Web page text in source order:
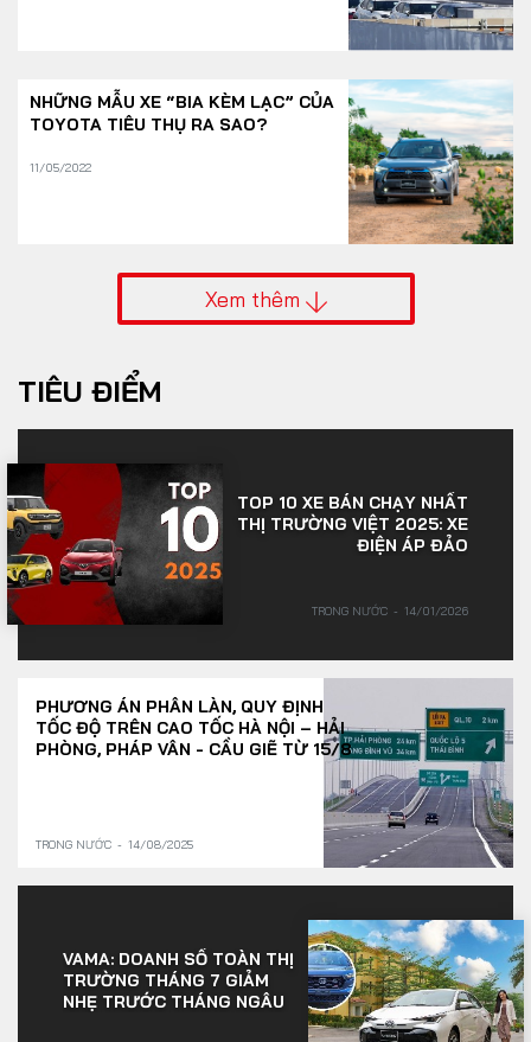
NHỮNG MẪU XE “BIA KÈM LẠC” CỦA
TOYOTA TIÊU THỤ RA SAO?
11/05/2022
Xem thêm
TIÊU ĐIỂM
TOP 10 XE BÁN CHẠY NHẤT
THỊ TRƯỜNG VIỆT 2025: XE
ĐIỆN ÁP ĐẢO
TRONG NƯỚC 14/01/2026
PHƯƠNG ÁN PHÂN LÀN, QUY ĐỊNH
TỐC ĐỘ TRÊN CAO TỐC HÀ NỘI – HẢI
PHÒNG, PHÁP VÂN - CẦU GIẼ TỪ 15/8
TRONG NƯỚC 14/08/2025
VAMA: DOANH SỐ TOÀN THỊ
TRƯỜNG THÁNG 7 GIẢM
NHẸ TRƯỚC THÁNG NGÂU